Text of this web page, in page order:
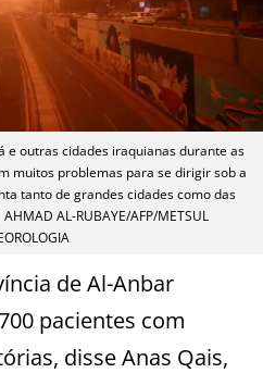
e outras cidades iraquianas durante as
muitos problemas para se dirigir sob a
tanto de grandes cidades como das
AL-RUBAYE/AFP/METSUL
de Al-Anbar
pacientes com
disse Anas Qais,